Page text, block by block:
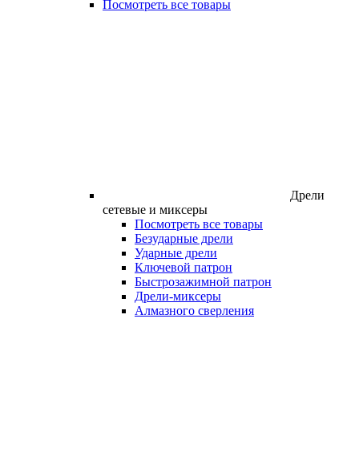
Посмотреть все товары
Дрели
сетевые и миксеры
Посмотреть все товары
Безударные дрели
Ударные дрели
Ключевой патрон
Быстрозажимной патрон
Дрели-миксеры
Алмазного сверления